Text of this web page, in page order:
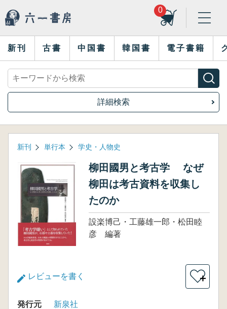
0
新刊 古書 中国書 韓国書 電子書籍
詳細検索
新刊 単行本 学史・人物史
柳田國男と考古学 なぜ
柳田は考古資料を収集し
たのか
設楽博己・工藤雄一郎・松田睦
彦 編著
レビューを書く ＋
発行元
新泉社